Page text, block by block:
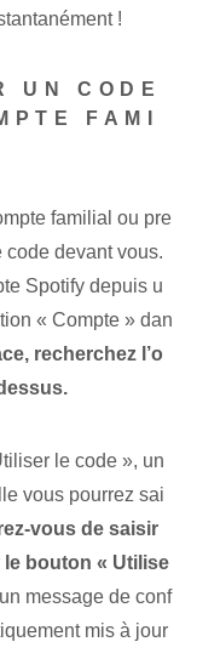
!
UN CODE
FAMI
familial ou pre
code devant vous.
Spotify depuis u
« Compte » dan
recherchez l’o
le code », un
vous pourrez sai
vous de saisir
bouton « Utilise
message de conf
mis à jour